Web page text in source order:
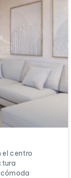
el centro